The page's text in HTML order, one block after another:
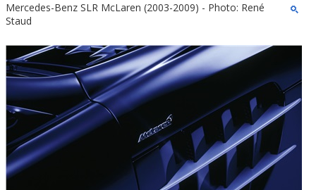
Mercedes-Benz SLR McLaren (2003-2009) - Photo: René
Staud